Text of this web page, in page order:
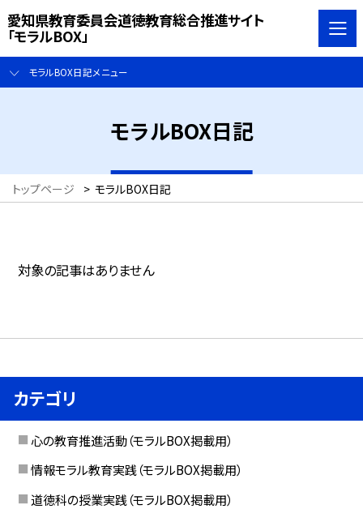
愛知県教育委員会道徳教育総合推進サイト
「モラルBOX」
モラルBOX日記メニュー
モラルBOX日記
トップページ > モラルBOX日記
対象の記事はありません
カテゴリ
心の教育推進活動（モラルBOX掲載用）
情報モラル教育実践（モラルBOX掲載用）
道徳科の授業実践（モラルBOX掲載用）